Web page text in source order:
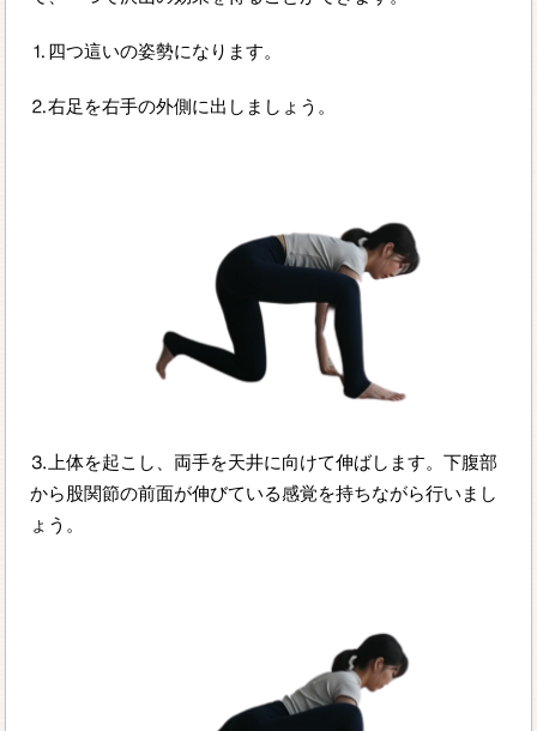
⒈四つ這いの姿勢になります。
⒉右足を右手の外側に出しましょう。
⒊上体を起こし、両手を天井に向けて伸ばします。下腹部
から股関節の前面が伸びている感覚を持ちながら行いまし
ょう。